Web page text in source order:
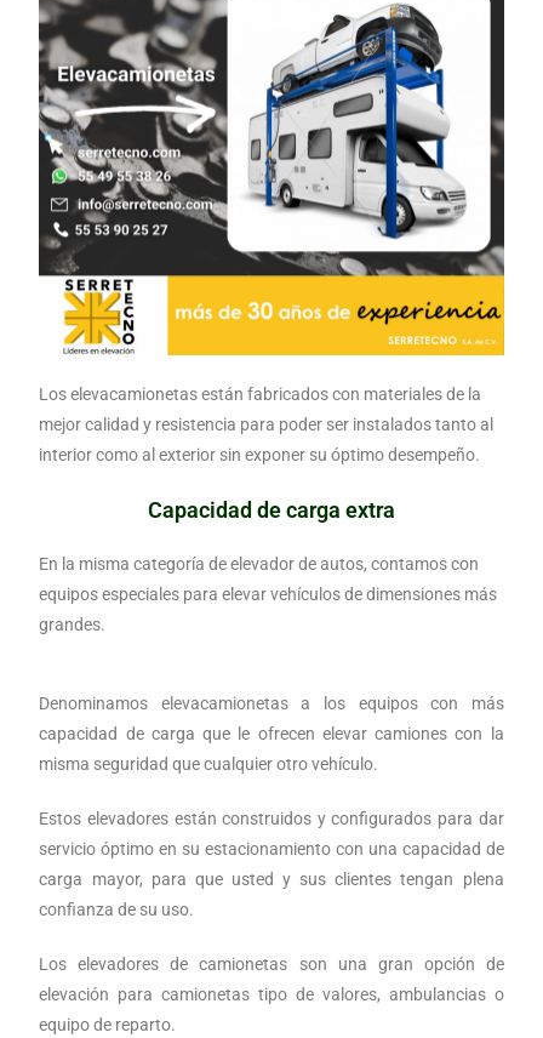
Los elevacamionetas están fabricados con materiales de la
mejor calidad y resistencia para poder ser instalados tanto al
interior como al exterior sin exponer su óptimo desempeño.
Capacidad de carga extra
En la misma categoría de elevador de autos, contamos con
equipos especiales para elevar vehículos de dimensiones más
grandes.
Denominamos elevacamionetas a los equipos con más
capacidad de carga que le ofrecen elevar camiones con la
misma seguridad que cualquier otro vehículo.
Estos elevadores están construidos y configurados para dar
servicio óptimo en su estacionamiento con una capacidad de
carga mayor, para que usted y sus clientes tengan plena
confianza de su uso.
Los elevadores de camionetas son una gran opción de
elevación para camionetas tipo de valores, ambulancias o
equipo de reparto.